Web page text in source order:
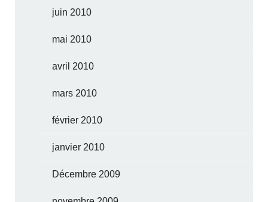
juin 2010
mai 2010
avril 2010
mars 2010
février 2010
janvier 2010
Décembre 2009